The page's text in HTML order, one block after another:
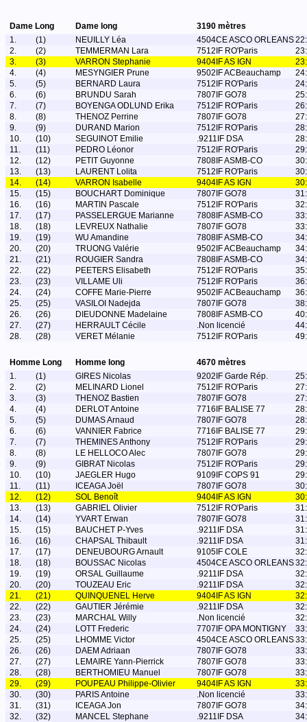
Dame Long Dame long
3190 mètres
1.
(1) NEUILLY Léa 4504CE ASCO ORLEANS
2.
(2) TEMMERMAN Lara 7512IF RO'Paris
3.
(3) VARRON Stephanie 9404IF AS IGN
4.
(4) MESYNGIER Prune 9502IF ACBeauchamp
5.
(5) BERNARD Laura 7512IF RO'Paris
6.
(6) BRUNDU Sarah 7807IF GO78
7.
(7) BOYENGA ODLUND Erika 7512IF RO'Paris
8.
(8) THENOZ Perrine 7807IF GO78
9.
(9) DURAND Marion 7512IF RO'Paris
10.
(10) SEGUINOT Emilie .9211IF DSA
11.
(11) PEDRO Léonor 7512IF RO'Paris
12.
(12) PETIT Guyonne 7808IF ASMB-CO
13.
(13) LAURENT Lolita 7512IF RO'Paris
14.
(14) VARRON Isabelle 9404IF AS IGN
15.
(15) BOUCHART Dominique 7807IF GO78
16.
(16) MARTIN Pascale 7512IF RO'Paris
17.
(17) PASSELERGUE Marianne 7808IF ASMB-CO
18.
(18) LEVREUX Nathalie 7807IF GO78
19.
(19) WU Amandine 7808IF ASMB-CO
20.
(20) TRUONG Valérie 9502IF ACBeauchamp
21.
(21) ROUGIER Sandra 7808IF ASMB-CO
22.
(22) PEETERS Elisabeth 7512IF RO'Paris
23.
(23) VILLAME Uli 7512IF RO'Paris
24.
(24) COFFE Marie-Pierre 9502IF ACBeauchamp
25.
(25) VASILOI Nadejda 7807IF GO78
26.
(26) DIEUDONNE Madelaine 7808IF ASMB-CO
27.
(27) HERRAULT Cécile .Non licencié
28.
(28) VERET Mélanie 7512IF RO'Paris
Homme Long Homme long
4670 mètres
1.
(1) GIRES Nicolas 9202IF Garde Rép.
2.
(2) MELINARD Lionel 7512IF RO'Paris
3.
(3) THENOZ Bastien 7807IF GO78
4.
(4) DERLOT Antoine 7716IF BALISE 77
5.
(5) DUMAS Arnaud 7807IF GO78
6.
(6) VANNIER Fabrice 7716IF BALISE 77
7.
(7) THEMINES Anthony 7512IF RO'Paris
8.
(8) LE HELLOCO Alec 7807IF GO78
9.
(9) GIBRAT Nicolas 7512IF RO'Paris
10.
(10) JAEGLER Hugo 9109IF COPS 91
11.
(11) ICEAGA Joël 7807IF GO78
12.
(12) SOL Benoît 9404IF AS IGN
13.
(13) GABRIEL Olivier 7512IF RO'Paris
14.
(14) YVART Erwan 7807IF GO78
15.
(15) BAUCHET P-Yves .9211IF DSA
16.
(16) CHAPSAL Thibault .9211IF DSA
17.
(17) DENEUBOURG Arnault 9105IF COLE
18.
(18) BOUSSAC Nicolas 4504CE ASCO ORLEANS
19.
(19) ORSAL Guillaume .9211IF DSA
20.
(20) TOUZEAU Eric .9211IF DSA
21.
(21) QUINQUENEL Herve 9404IF AS IGN
22.
(22) GAUTIER Jérémie .9211IF DSA
23.
(23) MARCHAL Willy .Non licencié
24.
(24) LOTT Frederic 7707IF OPA MONTIGNY
25.
(25) LHOMME Victor 4504CE ASCO ORLEANS
26.
(26) DAEM Adriaan 7807IF GO78
27.
(27) LEMAIRE Yann-Pierrick 7807IF GO78
28.
(28) BERTHOMIEU Manuel 7807IF GO78
29.
(29) POUPEAU Philippe-Olivier 9404IF AS IGN
30.
(30) PARIS Antoine .Non licencié
31.
(31) ICEAGA Jon 7807IF GO78
32.
(32) MANCEL Stephane .9211IF DSA